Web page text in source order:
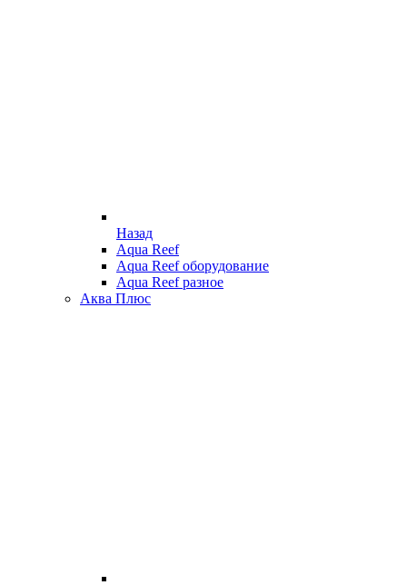
Назад
Aqua Reef
Aqua Reef оборудование
Aqua Reef разное
Аква Плюс